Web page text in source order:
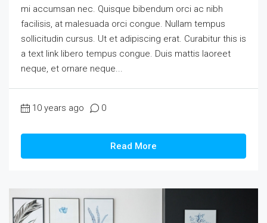
mi accumsan nec. Quisque bibendum orci ac nibh
facilisis, at malesuada orci congue. Nullam tempus
sollicitudin cursus. Ut et adipiscing erat. Curabitur this is
a text link libero tempus congue. Duis mattis laoreet
neque, et ornare neque...
10 years ago 0
Read More